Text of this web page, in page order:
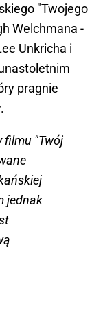
"Twojego
Welchmana -
Unkricha i
pragnie
filmu "Twój
jednak